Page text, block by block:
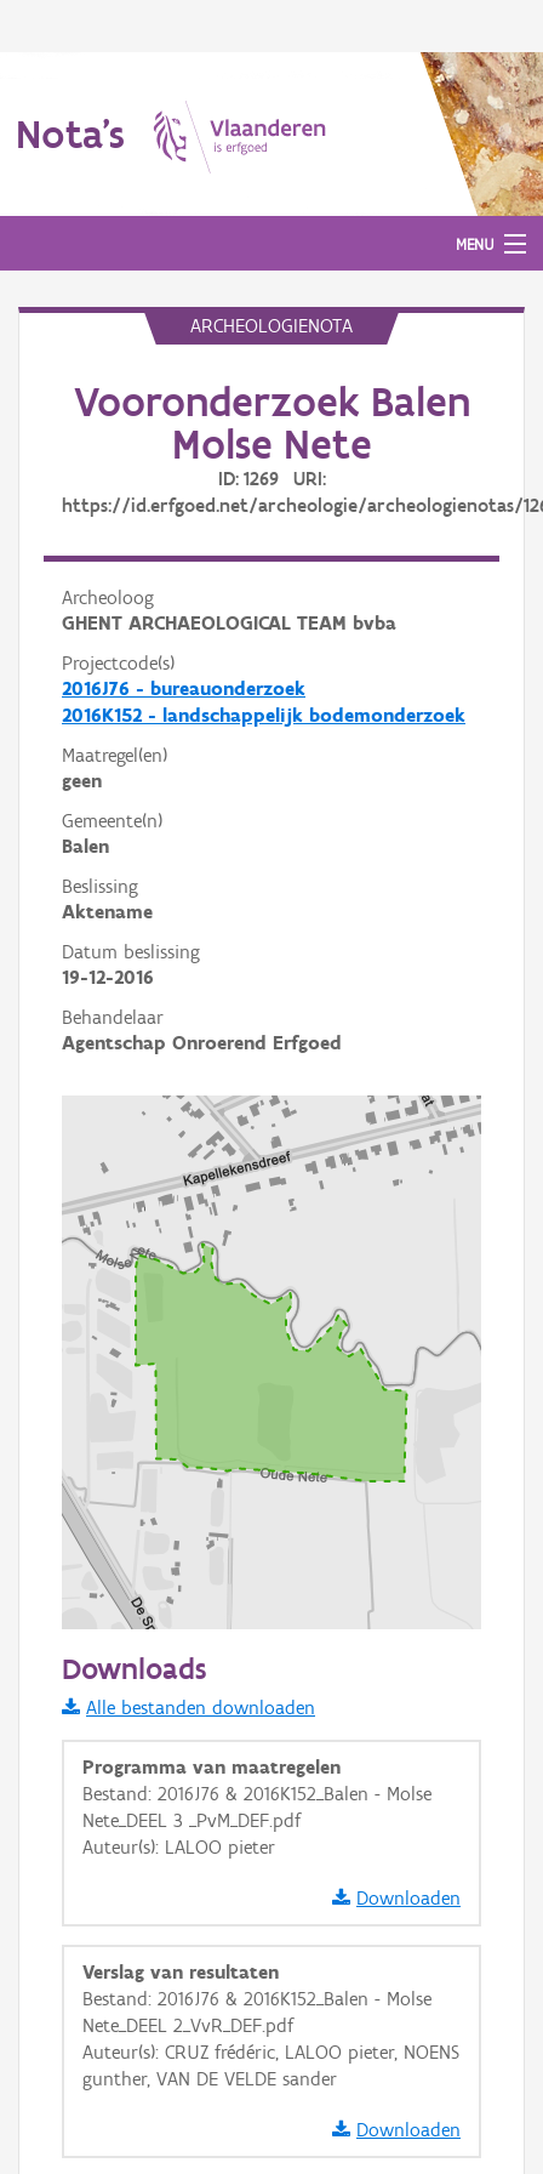
Nota's
MENU
Aanmelden
ARCHEOLOGIENOTA
Vooronderzoek Balen
Molse Nete
ID: 1269 URI:
https://id.erfgoed.net/archeologie/archeologienotas/
Archeoloog
GHENT ARCHAEOLOGICAL TEAM bvba
Projectcode(s)
2016J76 - bureauonderzoek
2016K152 - landschappelijk bodemonderzoek
Maatregel(en)
geen
Gemeente(n)
Balen
Beslissing
Aktename
Datum beslissing
19-12-2016
Behandelaar
Agentschap Onroerend Erfgoed
Informatie Vlaanderen
i
+ −
Basis Lagen
OSM-Basiskaart
Downloads
Alle bestanden downloaden
Programma van maatregelen
Bestand: 2016J76 & 2016K152_Balen - Molse
Nete_DEEL 3 _PvM_DEF.pdf
Auteur(s): LALOO pieter
Downloaden
Verslag van resultaten
Bestand: 2016J76 & 2016K152_Balen - Molse
Nete_DEEL 2_VvR_DEF.pdf
Auteur(s): CRUZ frédéric, LALOO pieter, NOENS
gunther, VAN DE VELDE sander
Downloaden